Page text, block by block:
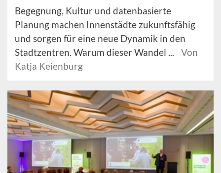
Begegnung, Kultur und datenbasierte
Planung machen Innenstädte zukunftsfähig
und sorgen für eine neue Dynamik in den
Stadtzentren. Warum dieser Wandel ...
Von
Katja Keienburg